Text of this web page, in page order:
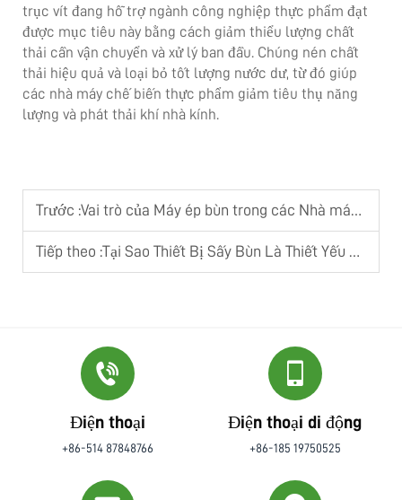
trục vít đang hỗ trợ ngành công nghiệp thực phẩm đạt
được mục tiêu này bằng cách giảm thiểu lượng chất
thải cần vận chuyển và xử lý ban đầu. Chúng nén chất
thải hiệu quả và loại bỏ tốt lượng nước dư, từ đó giúp
các nhà máy chế biến thực phẩm giảm tiêu thụ năng
lượng và phát thải khí nhà kính.
Trước :Vai trò của Máy ép bùn trong các Nhà máy xử lý nước thải đô thị
Tiếp theo :Tại Sao Thiết Bị Sấy Bùn Là Thiết Yếu Trong Các Dự Án Nước Thải Công Nghiệp
Điện thoại
+86-514 87848766
Điện thoại di động
+86-185 19750525